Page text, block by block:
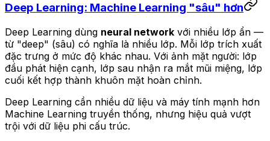
Deep Learning: Machine Learning "sâu" hơn
Deep Learning dùng neural network với nhiều lớp ẩn —
từ "deep" (sâu) có nghĩa là nhiều lớp. Mỗi lớp trích xuất
đặc trưng ở mức độ khác nhau. Với ảnh mặt người: lớp
đầu phát hiện cạnh, lớp sau nhận ra mắt mũi miệng, lớp
cuối kết hợp thành khuôn mặt hoàn chỉnh.
Deep Learning cần nhiều dữ liệu và máy tính mạnh hơn
Machine Learning truyền thống, nhưng hiệu quả vượt
trội với dữ liệu phi cấu trúc.